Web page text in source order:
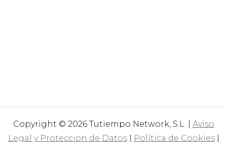
Copyright © 2026 Tutiempo Network, S.L. | Aviso
Legal y Proteccion de Datos| Política de Cookies|